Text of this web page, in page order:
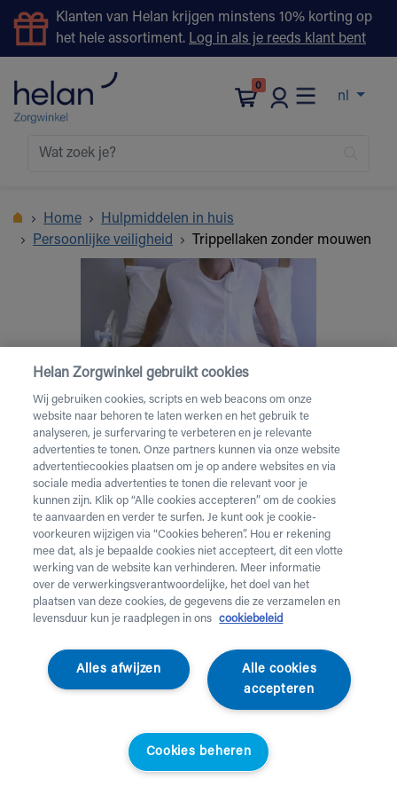
Klanten van Helan krijgen minstens 10% korting op
het hele assortiment. Log in als je reeds klant bent
0
nl
Home
Hulpmiddelen in huis
Persoonlijke veiligheid
Trippellaken zonder mouwen
Trippellaken zonder
mouwen
Helan Zorgwinkel gebruikt cookies
Wij gebruiken cookies, scripts en web beacons om onze
website naar behoren te laten werken en het gebruik te
analyseren, je surfervaring te verbeteren en je relevante
advertenties te tonen. Onze partners kunnen via onze website
advertentiecookies plaatsen om je op andere websites en via
sociale media advertenties te tonen die relevant voor je
kunnen zijn. Klik op “Alle cookies accepteren” om de cookies
te aanvaarden en verder te surfen. Je kunt ook je cookie-
voorkeuren wijzigen via “Cookies beheren”. Hou er rekening
mee dat, als je bepaalde cookies niet accepteert, dit een vlotte
werking van de website kan verhinderen. Meer informatie
over de verwerkingsverantwoordelijke, het doel van het
plaatsen van deze cookies, de gegevens die ze verzamelen en
levensduur kun je raadplegen in ons
cookiebeleid
Alle cookies
accepteren
Alles afwijzen
Cookies beheren